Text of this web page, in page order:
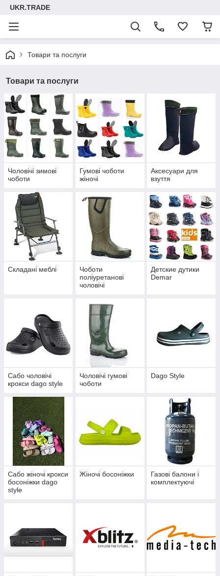
UKR.TRADE
Товари та послуги
Товари та послуги
Чоловічі зимові
чоботи
Гумові чоботи
жіночі
Аксесуари для
взуття
Складані меблі
Чоботи
поліуретанові
чоловічі
Детские дутики
Demar
Сабо чоловічі
крокси dago style
Чоловічі гумові
чоботи
Dago Style
Сабо жіночі крокси
босоніжки dago
style
Жіночі босоніжки
Газові балони і
комплектуючі